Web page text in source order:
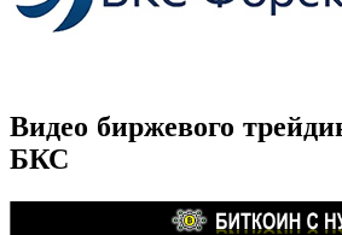
Видео биржевого
БКС